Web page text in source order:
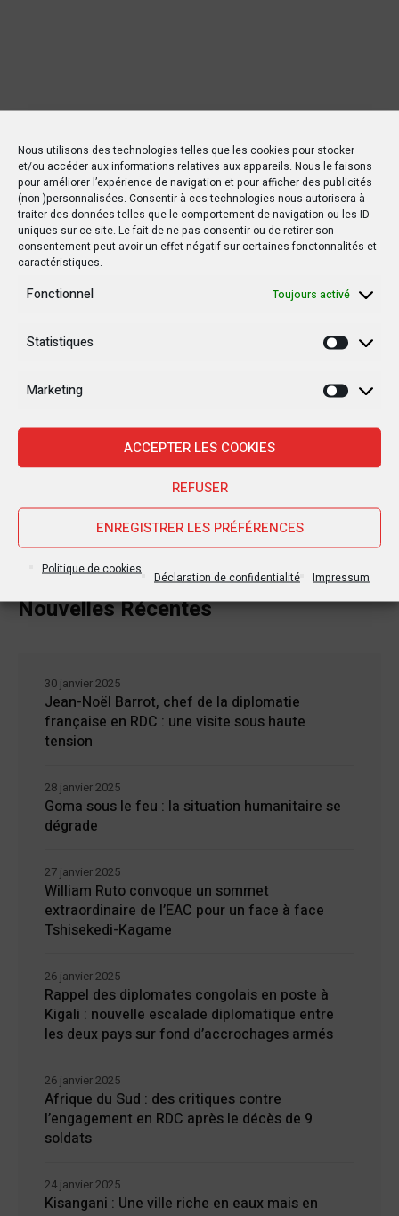
Nous utilisons des technologies telles que les cookies pour stocker
et/ou accéder aux informations relatives aux appareils. Nous le faisons
pour améliorer l’expérience de navigation et pour afficher des publicités
(non-)personnalisées. Consentir à ces technologies nous autorisera à
traiter des données telles que le comportement de navigation ou les ID
uniques sur ce site. Le fait de ne pas consentir ou de retirer son
consentement peut avoir un effet négatif sur certaines fonctonnalités et
caractéristiques.
Fonctionnel Toujours activé
Statistiques
Marketing
ACCEPTER LES COOKIES
REFUSER
ENREGISTRER LES PRÉFÉRENCES
Politique de cookies
Déclaration de confidentialité Impressum
Nouvelles Récentes
Jean-Noël Barrot, chef de la diplomatie
française en RDC : une visite sous haute
tension
30 janvier 2025
Goma sous le feu : la situation humanitaire se
dégrade
28 janvier 2025
William Ruto convoque un sommet
extraordinaire de l’EAC pour un face à face
Tshisekedi-Kagame
27 janvier 2025
Rappel des diplomates congolais en poste à
Kigali : nouvelle escalade diplomatique entre
les deux pays sur fond d’accrochages armés
26 janvier 2025
Afrique du Sud : des critiques contre
l’engagement en RDC après le décès de 9
soldats
26 janvier 2025
Kisangani : Une ville riche en eaux mais en
24 janvier 2025